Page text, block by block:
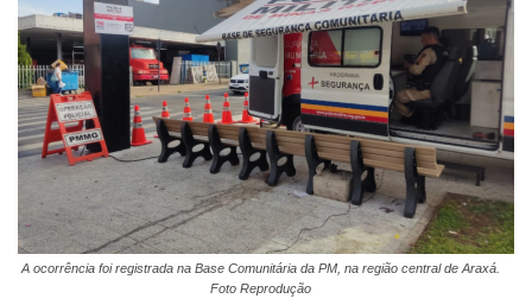
A ocorrência foi registrada na Base Comunitária da PM, na região central de Araxá.
Foto Reprodução